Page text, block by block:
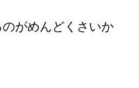
がめんどくさいか